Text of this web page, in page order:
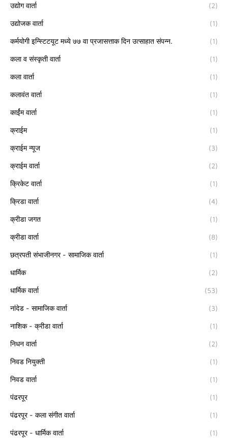
उद्योग वार्ता (2)
उद्योजक वार्ता (1)
कर्मयोगी इन्स्टिटयूट मध्ये ७७ वा प्रजासत्ताक दिन उत्साहात संपन्न. (1)
कला व संस्कृती वार्ता (1)
कला वार्ता (1)
कलावंत वार्ता (1)
कार्ईम वार्ता (1)
क्राईम (1)
क्राईम न्यूज (3)
क्राईम वार्ता (2)
क्रिकेट वार्ता (1)
क्रिडा वार्ता (4)
क्रीडा जगत (1)
क्रीडा वार्ता (8)
छत्रपती संभाजीनगर - सामाजिक वार्ता (1)
धार्मिक (2)
धार्मिक वार्ता (53)
नांदेड - सामाजिक वार्ता (3)
नाशिक - क्रीडा वार्ता (1)
निधन वार्ता (2)
निवड नियुक्ती (1)
निवड वार्ता (1)
पंढरपूर (1)
पंढरपूर - कला संगीत वार्ता (1)
पंढरपूर - धार्मिक वार्ता (1)